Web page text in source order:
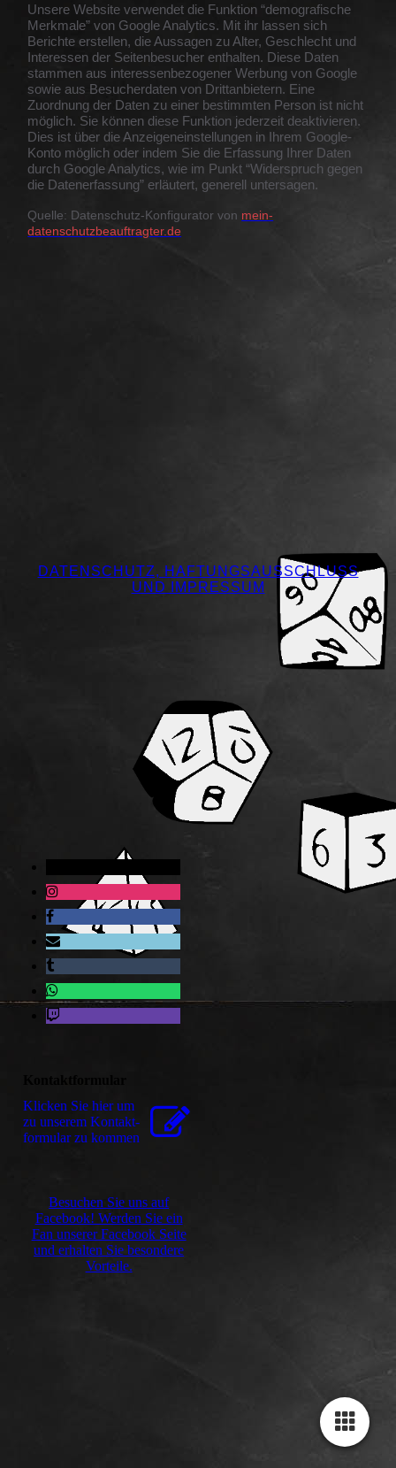
Unsere Website verwendet die Funktion “demografische
Merkmale” von Google Analytics. Mit ihr lassen sich
Berichte erstellen, die Aussagen zu Alter, Geschlecht und
Interessen der Seitenbesucher enthalten. Diese Daten
stammen aus interessenbezogener Werbung von Google
sowie aus Besucherdaten von Drittanbietern. Eine
Zuordnung der Daten zu einer bestimmten Person ist nicht
möglich. Sie können diese Funktion jederzeit deaktivieren.
Dies ist über die Anzeigeneinstellungen in Ihrem Google-
Konto möglich oder indem Sie die Erfassung Ihrer Daten
durch Google Analytics, wie im Punkt “Widerspruch gegen
die Datenerfassung” erläutert, generell untersagen.
Quelle: Datenschutz-Konfigurator von mein-
datenschutzbeauftragter.de
DATENSCHUTZ, HAFTUNGSAUSSCHLUSS
UND IMPRESSUM
Klicken Sie hier um
zu unserem Kon­takt­
for­mu­lar zu kommen
Besuchen Sie uns auf
Facebook! Werden Sie ein
Fan unserer Facebook Seite
und erhalten Sie besondere
Vorteile.